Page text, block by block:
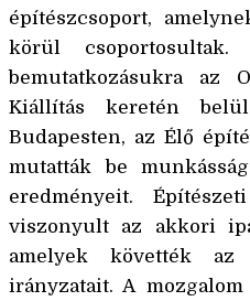
építészcsoport,
körül
bemutatkozásukra az
Kiállítás keretén
Budapesten, az Élő
mutatták be
eredményeit.
viszonyult az akkori
amelyek követték az
irányzatait. A